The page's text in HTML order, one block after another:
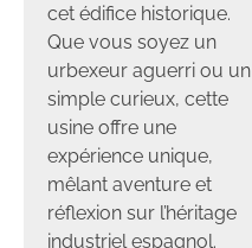
cet édifice historique.
Que vous soyez un
urbexeur aguerri ou un
simple curieux, cette
usine offre une
expérience unique,
mêlant aventure et
réflexion sur l’héritage
industriel espagnol.